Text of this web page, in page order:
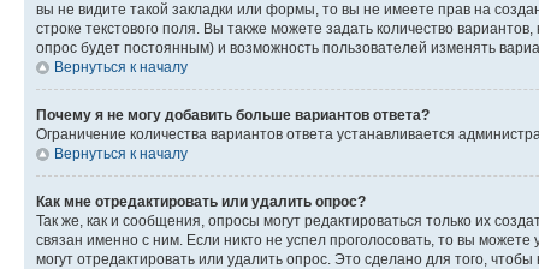
вы не видите такой закладки или формы, то вы не имеете прав на
строке текстового поля. Вы также можете задать количество
опрос будет постоянным) и возможность пользователей изменять
Вернуться к началу
Почему я не могу добавить больше вариантов ответа?
Ограничение количества вариантов ответа устанавливается
Вернуться к началу
Как мне отредактировать или удалить опрос?
Так же, как и сообщения, опросы могут редактироваться только их
связан именно с ним. Если никто не успел проголосовать, то вы
могут отредактировать или удалить опрос. Это сделано для того,